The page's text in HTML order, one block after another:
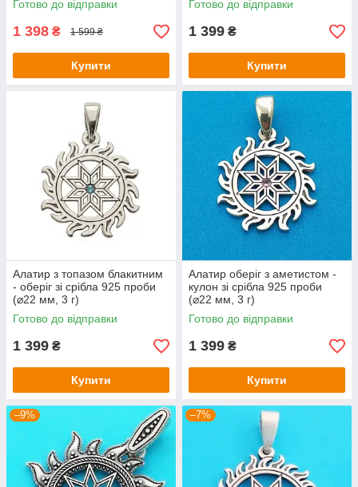
Готово до відправки
1 398 ₴ 1 599 ₴
Купити
Готово до відправки
1 399 ₴
Купити
Алатир з топазом блакитним
- оберіг зі срібла 925 проби
(⌀22 мм, 3 г)
Готово до відправки
1 399 ₴
Купити
Алатир оберіг з аметистом -
кулон зі срібла 925 проби
(⌀22 мм, 3 г)
Готово до відправки
1 399 ₴
Купити
–9% –7%